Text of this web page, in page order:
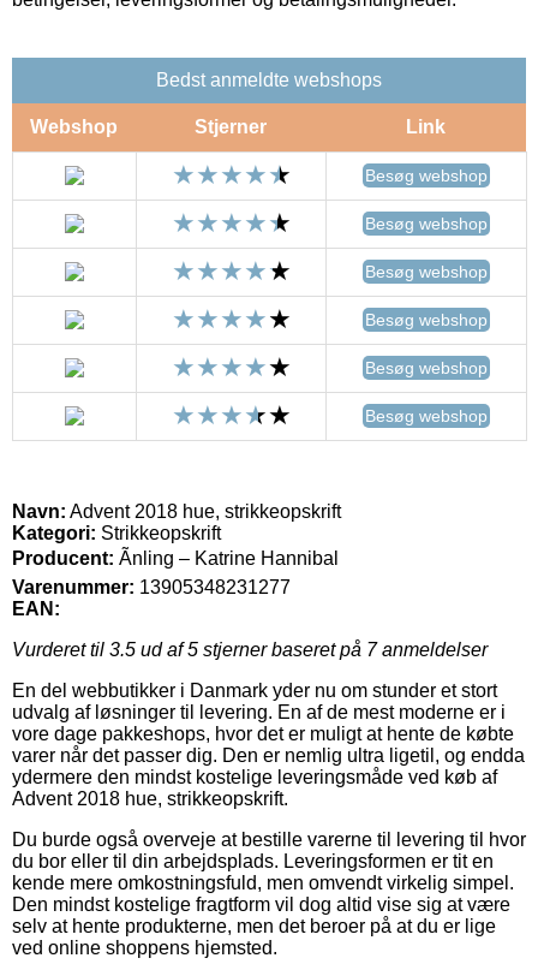
Bedst anmeldte webshops
Webshop Stjerner Link
Besøg webshop
Besøg webshop
Besøg webshop
Besøg webshop
Besøg webshop
Besøg webshop
Navn: Advent 2018 hue, strikkeopskrift
Kategori: Strikkeopskrift
Producent: Ãnling – Katrine Hannibal
Varenummer: 13905348231277
EAN:
Vurderet til 3.5 ud af 5 stjerner baseret på 7anmeldelser
En del webbutikker i Danmark yder nu om stunder et stort
udvalg af løsninger til levering. En af de mest moderne er i
vore dage pakkeshops, hvor det er muligt at hente de købte
varer når det passer dig. Den er nemlig ultra ligetil, og endda
ydermere den mindst kostelige leveringsmåde ved køb af
Advent 2018 hue, strikkeopskrift.
Du burde også overveje at bestille varerne til levering til hvor
du bor eller til din arbejdsplads. Leveringsformen er tit en
kende mere omkostningsfuld, men omvendt virkelig simpel.
Den mindst kostelige fragtform vil dog altid vise sig at være
selv at hente produkterne, men det beroer på at du er lige
ved online shoppens hjemsted.